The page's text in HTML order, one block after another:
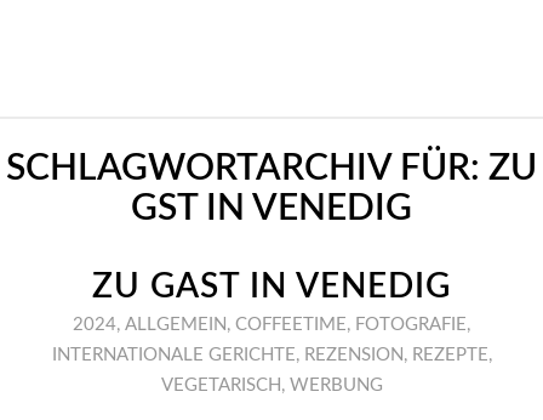
SCHLAGWORTARCHIV FÜR: ZU
GST IN VENEDIG
ZU GAST IN VENEDIG
2024, ALLGEMEIN , COFFEETIME, FOTOGRAFIE,
INTERNATIONALE GERICHTE, REZENSION , REZEPTE,
VEGETARISCH , WERBUNG